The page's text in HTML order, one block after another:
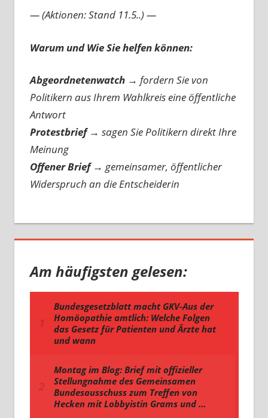
— (Aktionen: Stand 11.5..) —
Warum und Wie Sie helfen können:
Abgeordnetenwatch → fordern Sie von
Politikern aus Ihrem Wahlkreis eine öffentliche
Antwort
Protestbrief → sagen Sie Politikern direkt Ihre
Meinung
Offener Brief → gemeinsamer, öffentlicher
Widerspruch an die Entscheiderin
Am häufigsten gelesen: